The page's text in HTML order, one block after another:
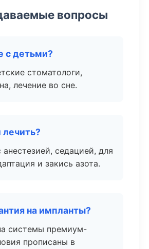
вопросы
с детьми?
стоматологи,
лечение во сне.
лечить?
анестезией, седацией, для
и закись азота.
на импланты?
системы премиум-
прописаны в